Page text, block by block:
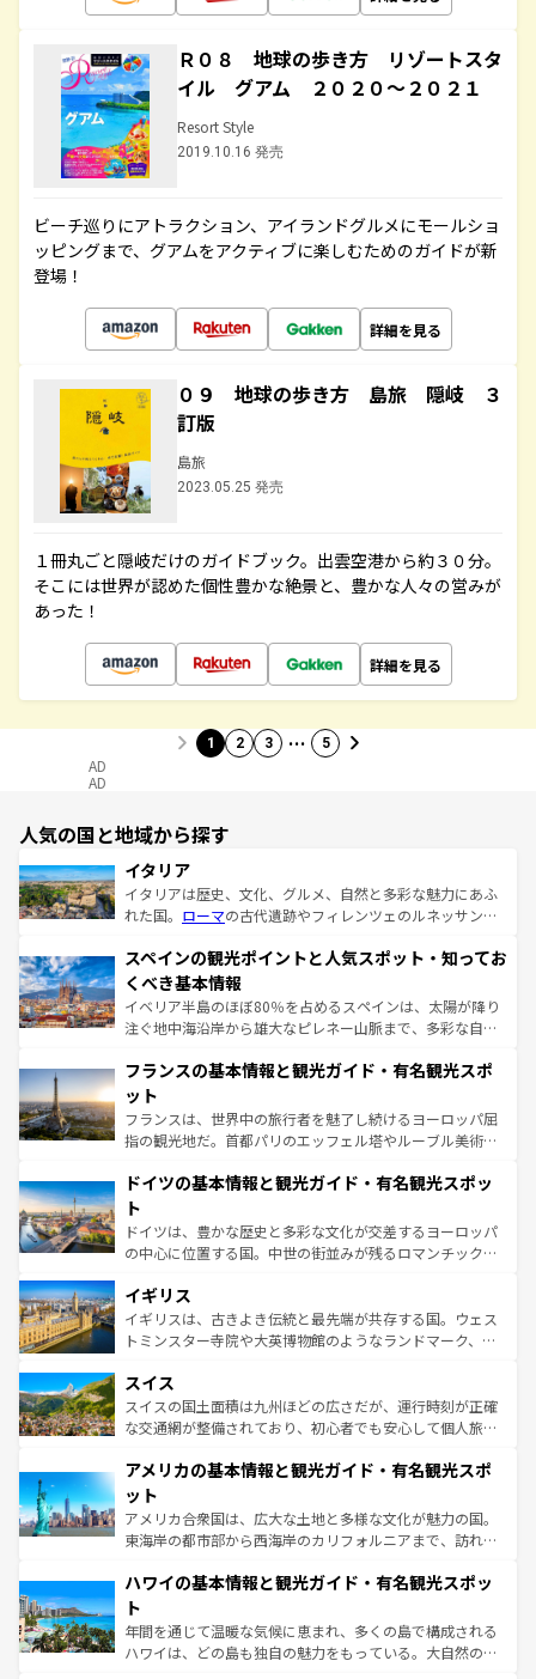
Ｒ０８ 地球の歩き方 リゾートスタ
イル グアム ２０２０～２０２１
Resort Style
2019.10.16 発売
ビーチ巡りにアトラクション、アイランドグルメにモールショ
ッピングまで、グアムをアクティブに楽しむためのガイドが新
登場！
詳細を見る
０９ 地球の歩き方 島旅 隠岐 ３
訂版
島旅
2023.05.25 発売
１冊丸ごと隠岐だけのガイドブック。出雲空港から約３０分。
そこには世界が認めた個性豊かな絶景と、豊かな人々の営みが
あった！
詳細を見る
1 2 3 … 5
AD
AD
人気の国と地域から探す
イタリア
イタリアは歴史、文化、グルメ、自然と多彩な魅力にあふ
れた国。 ローマの古代遺跡やフィレンツェのルネッサンス
ろん、トスカーナの美しい田園風景やアマルフィ海岸の絶
景など、自然景観も見逃せない。観光の合間には、本場の
ピザやパスタなど、絶品のイタリア料理を堪能することも
できる。朝目覚めてから夜眠るまで、すべての瞬間を楽し
なお、新着のイタリア情報はコンテンツ一覧を参照してほ
しい。
スペインの観光ポイントと人気スポット・知ってお
くべき基本情報
イベリア半島のほぼ80％を占めるスペインは、太陽が降り
注ぐ地中海沿岸から雄大なピレネー山脈まで、多彩な自然
文化が根付くこの国では、情熱的なフラメンコ、熱気あふ
れる闘牛、そして美味しいタパスが生活の一部となってい
る。首都マドリードの洗練された雰囲気や、バルセロナの
アートに溢れた街角から、地方では古代ローマ遺跡や中世
せる。地方によって風土や気候が異なるスペインはその個
ンテンツ一覧 を参照してほしい。
フランスの基本情報と観光ガイド・有名観光スポ
ット
フランスは、世界中の旅行者を魅了し続けるヨーロッパ屈
指の観光地だ。首都パリのエッフェル塔やルーブル美術館
で、幅広い魅力が詰まっている。華麗な宮殿、歴史的な大
聖堂、美しいビーチ、そして豊かな自然が、訪れる者を心
から魅了する。また、フランスは美食の国としても知ら
れ、フランス料理はユネスコ無形文化遺産にも登録されて
香り高いラベンダー畑など、多彩な楽しみ方が可能だ。さ
らに、パリ以外の地域にも魅力が溢れており、どの街角に
も豊かな歴史と文化が息づいている。パリ以外の個性あふ
を参照してほしい。
ドイツの基本情報と観光ガイド・有名観光スポッ
ト
ドイツは、豊かな歴史と多彩な文化が交差するヨーロッパ
の中心に位置する国。中世の街並みが残るロマンチック街
顔を持つこの国は、どこを歩いても飽きることがない。ベ
ルリンの文化的活気、バイエルン州のアルプスの絶景、そ
してライン川沿いのワイン畑といった風景は必見。ビール
は、お酒好きな人にはぜひ体験してほしい。 なお、新着の
ドイツ情報はコンテンツ一覧を参照してほしい。
イギリス
イギリスは、古きよき伝統と最先端が共存する国。ウェス
トミンスター寺院や大英博物館のようなランドマーク、歴
リアごとに異なる魅力がある。また、優雅なアフタヌーン
ティー、ビール好きにはたまらない英国パブ、サッカー観
戦など、本場だからこそできる体験も豊富。イギリスを旅
ンツ一覧を参照してほしい。
スイス
スイスの国土面積は九州ほどの広さだが、運行時刻が正確
な交通網が整備されており、初心者でも安心して個人旅行
の建物がそのまま残る町や、スイスならではのユニークな
博物館もあり、アルプス観光だけでなく町歩きも満喫する
ことができる。国民の所得が高いため物価も高いが、旅行
者向けの交通パス提供のサービスもあり、うまく活用すれ
着のスイス情報はコンテンツ一覧を参照してほしい。
アメリカの基本情報と観光ガイド・有名観光スポ
ット
アメリカ合衆国は、広大な土地と多様な文化が魅力の国。
東海岸の都市部から西海岸のカリフォルニアまで、訪れる
のような巨大都市は、観光、ショッピング、エンターテイ
ンメントが詰まった刺激的なスポットだ。一方、アメリカ
西部には大自然が広がり、グランドキャニオンやイエロー
ストーン国立公園といった絶景が堪能できる。さらに、南
ハワイの基本情報と観光ガイド・有名観光スポッ
ト
年間を通じて温暖な気候に恵まれ、多くの島で構成される
ハワイは、どの島も独自の魅力をもっている。大自然の神